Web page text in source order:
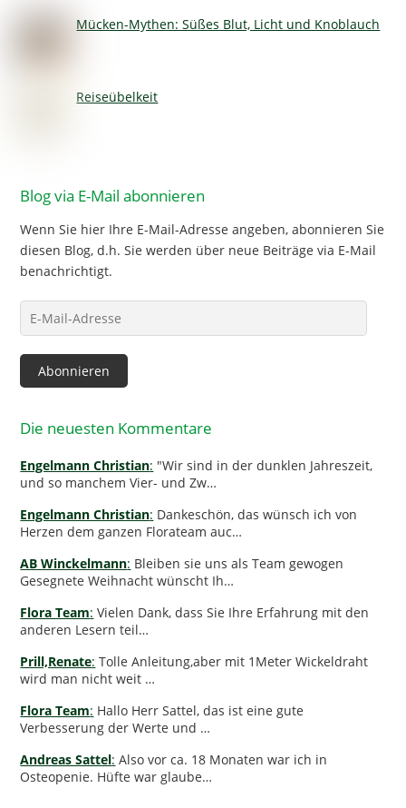
Mücken-Mythen: Süßes Blut, Licht und Knoblauch
Reiseübelkeit
Blog via E-Mail abonnieren
Wenn Sie hier Ihre E-Mail-Adresse angeben, abonnieren Sie
diesen Blog, d.h. Sie werden über neue Beiträge via E-Mail
benachrichtigt.
Mail-
Adresse
Abonnieren
Die neuesten Kommentare
Engelmann Christian: "Wir sind in der dunklen Jahreszeit,
und so manchem Vier- und Zw…
Engelmann Christian: Dankeschön, das wünsch ich von
Herzen dem ganzen Florateam auc…
AB Winckelmann: Bleiben sie uns als Team gewogen
Gesegnete Weihnacht wünscht Ih…
Flora Team: Vielen Dank, dass Sie Ihre Erfahrung mit den
anderen Lesern teil…
Prill,Renate: Tolle Anleitung,aber mit 1Meter Wickeldraht
wird man nicht weit …
Flora Team: Hallo Herr Sattel, das ist eine gute
Verbesserung der Werte und …
Andreas Sattel: Also vor ca. 18 Monaten war ich in
Osteopenie. Hüfte war glaube…